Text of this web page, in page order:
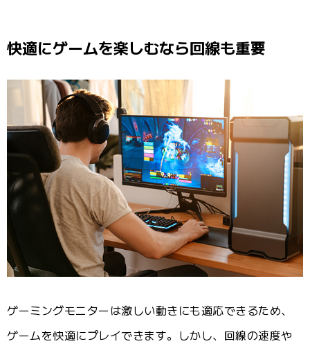
快適にゲームを楽しむなら回線も重要
ゲーミングモニターは激しい動きにも適応できるため、
ゲームを快適にプレイできます。しかし、回線の速度や